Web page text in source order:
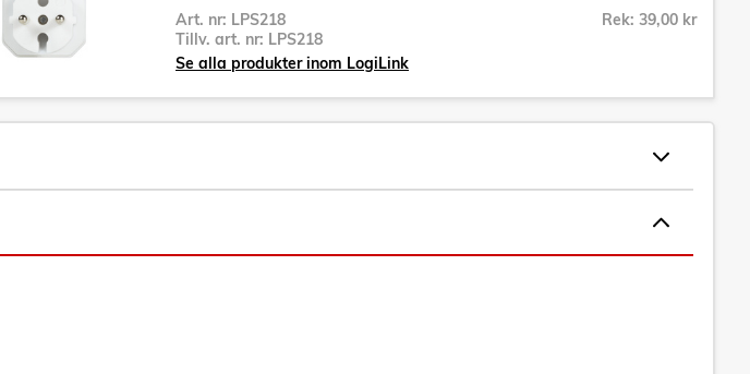
Art. nr: LPS218
Tillv. art. nr: LPS218
Rek: 39,00 kr
Se alla produkter inom LogiLink